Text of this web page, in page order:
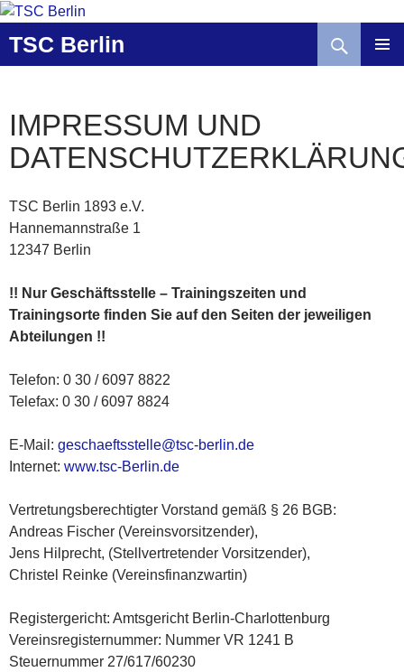
Zum
springen
TSC Berlin
IMPRESSUM UND
TSC Berlin 1893 e.V.
Hannemannstraße 1
12347 Berlin
!! Nur Geschäftsstelle – Trainingszeiten und
Trainingsorte finden Sie auf den Seiten der jeweiligen
Abteilungen !!
Telefon: 0 30 / 6097 8822
Telefax: 0 30 / 6097 8824
E-Mail: geschaeftsstelle@tsc-berlin.de
Internet: www.tsc-Berlin.de
Vertretungsberechtigter Vorstand gemäß § 26 BGB:
Andreas Fischer (Vereinsvorsitzender),
Jens Hilprecht, (Stellvertretender Vorsitzender),
Christel Reinke (Vereinsfinanzwartin)
Registergericht: Amtsgericht Berlin-Charlottenburg
Vereinsregisternummer: Nummer VR 1241 B
Steuernummer 27/617/60230